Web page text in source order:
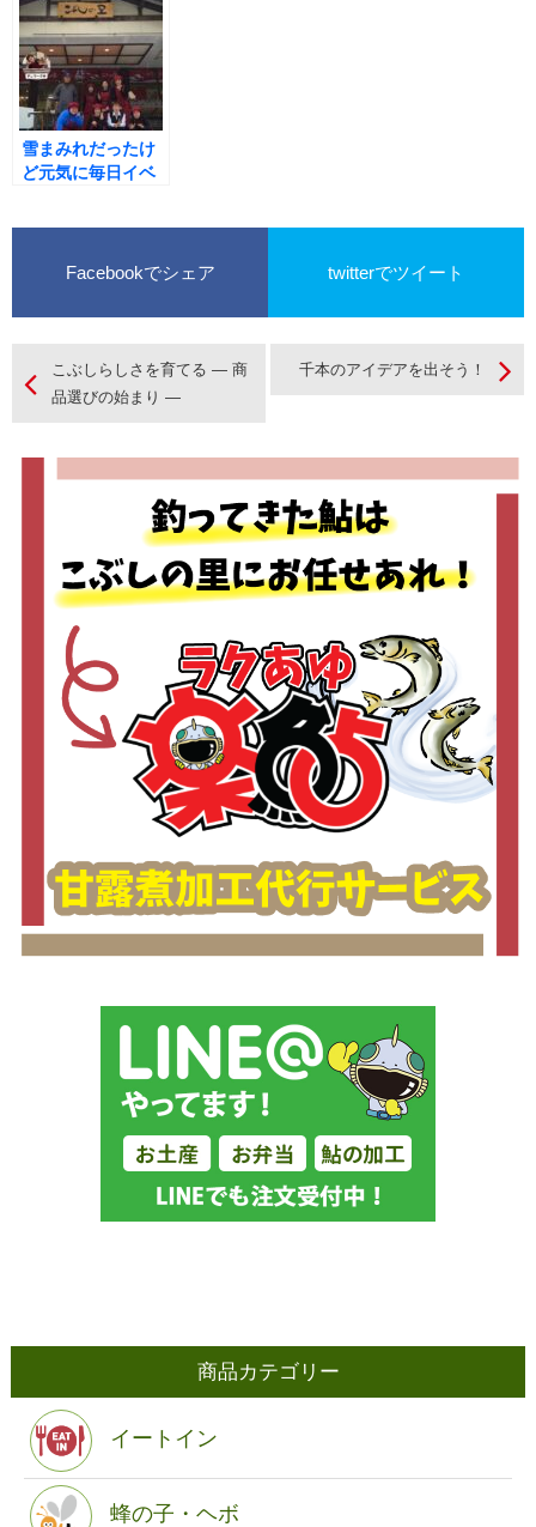
雪まみれだったけ
ど元気に毎日イベ
Facebookでシェア twitterでツイート
こぶしらしさを育てる ― 商
品選びの始まり ―
千本のアイデアを出そう！
商品カテゴリー
イートイン
蜂の子・ヘボ